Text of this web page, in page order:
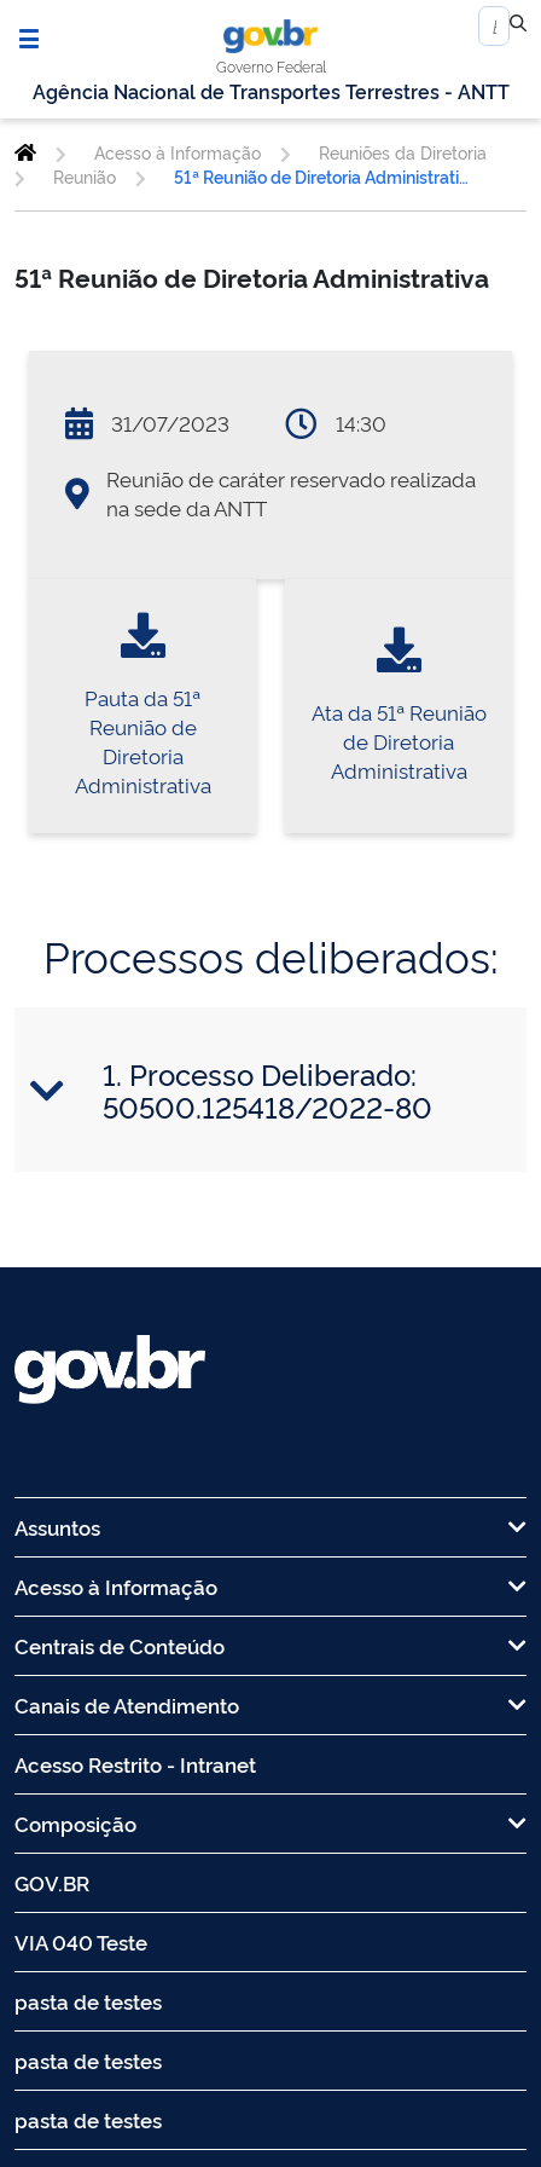
Governo Federal
Agência Nacional de Transportes Terrestres - ANTT
Acesso à Informação
Reuniões da Diretoria
Reunião
51ª Reunião de Diretoria Administrativa
51ª Reunião de Diretoria Administrativa
31/07/2023
14:30
Reunião de caráter reservado realizada
na sede da ANTT
Pauta da 51ª
Reunião de
Diretoria
Administrativa
Ata da 51ª Reunião
de Diretoria
Administrativa
Processos deliberados:
1. Processo Deliberado:
50500.125418/2022-80
Assuntos
Acesso à Informação
Centrais de Conteúdo
Canais de Atendimento
Acesso Restrito - Intranet
Composição
GOV.BR
VIA 040 Teste
pasta de testes
pasta de testes
pasta de testes